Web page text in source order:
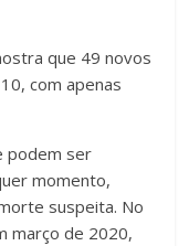
que 49 novos
com apenas
podem ser
momento,
suspeita. No
março de 2020,